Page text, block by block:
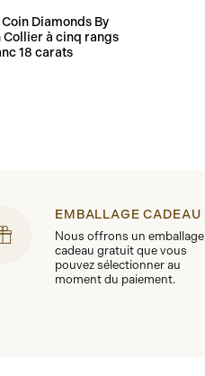
Diamonds By
Collier à cinq rangs
18 carats
EMBALLAGE CADEAU
Nous offrons un emballage
cadeau gratuit que vous
pouvez sélectionner au
moment du paiement.